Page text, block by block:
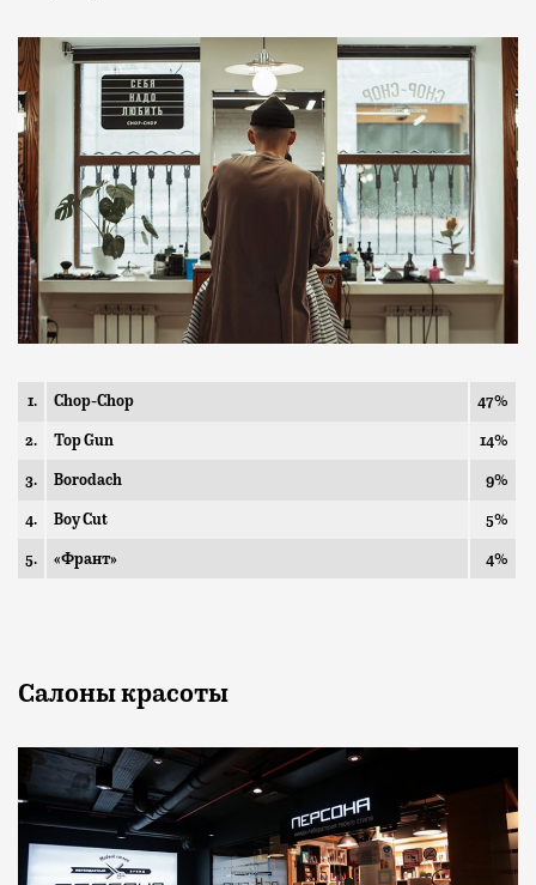
1. Chop-Chop 47%
2. Top Gun 14%
3. Borodach 9%
4. Boy Cut 5%
5. «Франт» 4%
Салоны красоты